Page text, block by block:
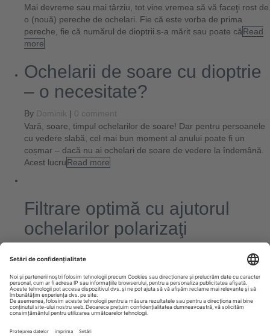
Mai devreme sau mai târziu, tot vine vremea să vă faceţi rost de
o (nouă) pereche de ochelari. Fie că este vorba de prima
pereche, fie că numărul de dioptrii s-a mărit sau poate căRead
more
Ochelarii de soare cu dioptrie
– o necesitate?
By Dominik | 0 comment
Vară, soare, timpul ochelarilor de soare! Dar pentru persoanele
cu vedere slabă, cel mai bun moment al anului poate fi un
coșmar – dacă nu ai ochelari de soare de vedere la îndemână.
Acest lucruRead more
Filtrare optimă cu ajutorul
ochelarilor polarizaţi
Ochelarii de soare polarizați nu mai reprezintă doar un mijloc de
protecție clasic împotriva soarelui. Mai degrabă, ei sunt astăzi
un accesoriu indispensabil pe care moda trebuie să-l adapteze
şi să-l perfecṭioneze continuu, totodată. ÎnRead more
NextPrevious